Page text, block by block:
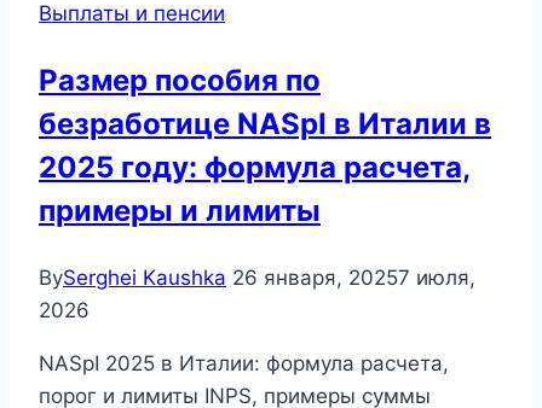
Выплаты и пенсии
Размер пособия по
безработице NASpI в Италии в
2025 году: формула расчета,
примеры и лимиты
BySerghei Kaushka 26 января, 20257 июля,
2026
NASpI 2025 в Италии: формула расчета,
порог и лимиты INPS, примеры суммы